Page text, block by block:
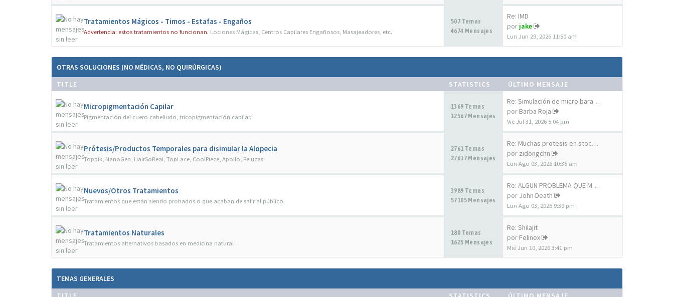
Tratamientos Mágicos - Timos - Estafas - Engaños
Advertencia: estos tratamientos no funcionan. Lociones Mágicas, Centros Capilares Engañosos, Masajeadores, etc.
507 Temas
4674 Mensajes
Re: IMD
por jake
Lun Jun 29, 2026 11:50 am
OTRAS SOLUCIONES (NO MÉDICAS, NO QUIRÚRGICAS)
TITLE
STATISTICS ÚLTIMO MENSAJE
Micropigmentación Capilar
Pigmentación del cuero cabelludo, tricopigmentación capilar.
1369 Temas
12567 Mensajes
Re: Simulación de micro baraj…
por Barba Roja
Vie Jul 31, 2026 5:04 pm
Prótesis/Productos Temporales para disimular la Alopecia
Toppik, NanoGen, HairSoReal, TopLace, CoolPiece, Apollo, Pelucas.
2761 Temas
27617 Mensajes
Re: Muchas protesis en stock …
por zidongchn
Lun Ago 03, 2026 10:35 am
Nuevos/Otros Tratamientos
Tratamientos que están siendo probados o que acaban de salir al público.
3989 Temas
57105 Mensajes
Re: ALGUN PROBLEMA QUE ME CON…
por John Death
Lun Ago 03, 2026 9:39 pm
Tratamientos Naturales
Tratamientos alternativos basados en medicina natural
180 Temas
1625 Mensajes
Re: Shilajit
por Felinox
Mié Jun 10, 2026 3:41 pm
TEMAS GENERALES